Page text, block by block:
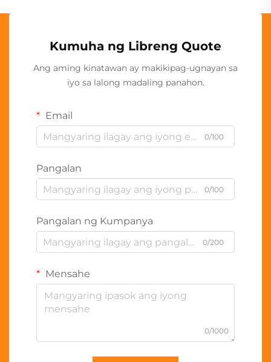
Kumuha ng Libreng Quote
Ang aming kinatawan ay makikipag-ugnayan sa
iyo sa lalong madaling panahon.
Email
0/100
Pangalan
0/100
Pangalan ng Kumpanya
0/200
Mensahe
0/1000